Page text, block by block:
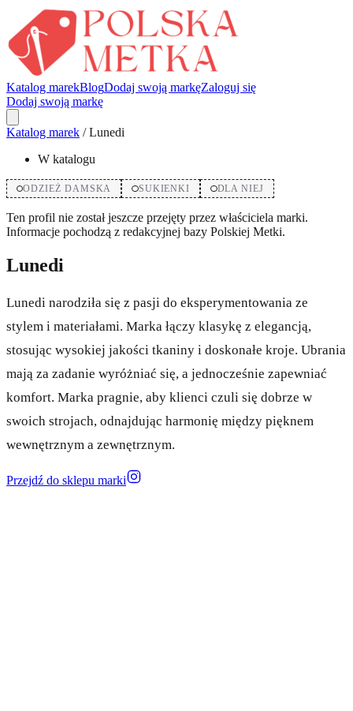
Katalog marekBlogDodaj swoją markęZaloguj się
Dodaj swoją markę
Katalog marek / Lunedi
W katalogu
ODZIEŻ DAMSKA SUKIENKI DLA NIEJ
Ten profil nie został jeszcze przejęty przez właściciela marki.
Informacje pochodzą z redakcyjnej bazy Polskiej Metki.
Lunedi
Lunedi narodziła się z pasji do eksperymentowania ze
stylem i materiałami. Marka łączy klasykę z elegancją,
stosując wysokiej jakości tkaniny i doskonałe kroje. Ubrania
mają za zadanie wyróżniać się, a jednocześnie zapewniać
komfort. Marka pragnie, aby klienci czuli się dobrze w
swoich strojach, odnajdując harmonię między pięknem
wewnętrznym a zewnętrznym.
Przejdź do sklepu marki